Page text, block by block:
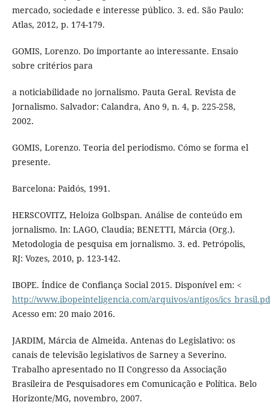
mercado, sociedade e interesse público. 3. ed. São Paulo:
Atlas, 2012, p. 174-179.
GOMIS, Lorenzo. Do importante ao interessante. Ensaio
sobre critérios para
a noticiabilidade no jornalismo. Pauta Geral. Revista de
Jornalismo. Salvador: Calandra, Ano 9, n. 4, p. 225-258,
2002.
GOMIS, Lorenzo. Teoria del periodismo. Cómo se forma el
presente.
Barcelona: Paidós, 1991.
HERSCOVITZ, Heloiza Golbspan. Análise de conteúdo em
jornalismo. In: LAGO, Claudia; BENETTI, Márcia (Org.).
Metodologia de pesquisa em jornalismo. 3. ed. Petrópolis,
RJ: Vozes, 2010, p. 123-142.
IBOPE. Índice de Confiança Social 2015. Disponível em: <
http://www.ibopeinteligencia.com/arquivos/antigos/
Acesso em: 20 maio 2016.
JARDIM, Márcia de Almeida. Antenas do Legislativo: os
canais de televisão legislativos de Sarney a Severino.
Trabalho apresentado no II Congresso da Associação
Brasileira de Pesquisadores em Comunicação e Política. Belo
Horizonte/MG, novembro, 2007.